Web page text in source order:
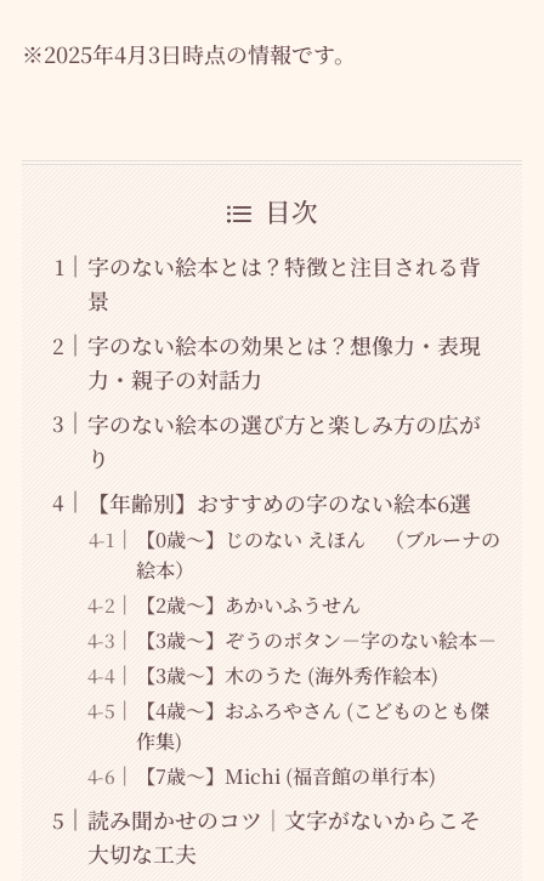
※2025年4月3日時点の情報です。
目次
字のない絵本とは？特徴と注目される背
景
字のない絵本の効果とは？想像力・表現
力・親子の対話力
字のない絵本の選び方と楽しみ方の広が
り
【年齢別】おすすめの字のない絵本6選
【0歳～】じのない えほん （ブルーナの
絵本）
【2歳～】あかいふうせん
【3歳～】ぞうのボタン－字のない絵本－
【3歳～】木のうた (海外秀作絵本)
【4歳～】おふろやさん (こどものとも傑
作集)
【7歳～】Michi (福音館の単行本)
読み聞かせのコツ｜文字がないからこそ
大切な工夫